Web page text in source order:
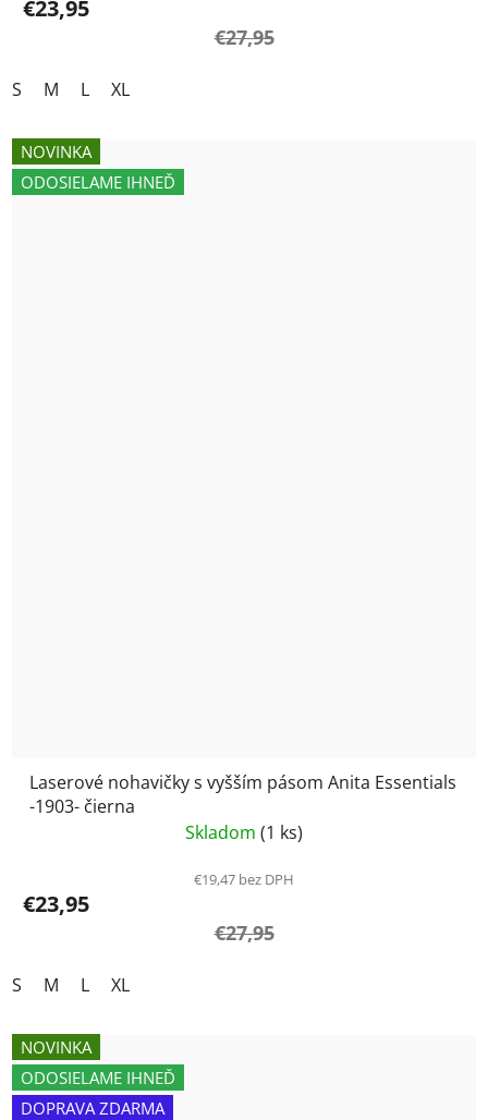
€23,95
€27,95
S M L XL
NOVINKA
ODOSIELAME IHNEĎ
Laserové nohavičky s vyšším pásom Anita Essentials
-1903- čierna
Skladom (1 ks)
€19,47 bez DPH
€23,95
€27,95
S M L XL
NOVINKA
ODOSIELAME IHNEĎ
DOPRAVA ZDARMA